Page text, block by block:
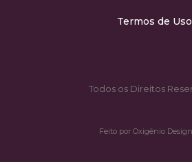
Termos de Uso
Todos os Direitos
Feito por Oxigênio Design